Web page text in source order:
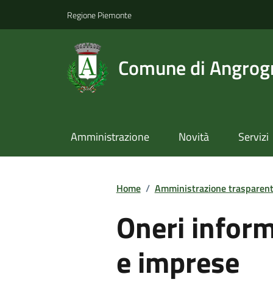
Regione Piemonte
Comune di
Amministrazione Novità Servizi
Home / Amministrazione
Oneri
e imprese